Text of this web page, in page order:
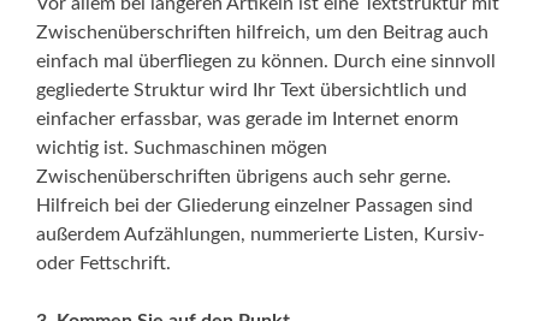
Zwischenüberschriften hilfreich, um den Beitrag auch
einfach mal überfliegen zu können. Durch eine sinnvoll
gegliederte Struktur wird Ihr Text übersichtlich und
einfacher erfassbar, was gerade im Internet enorm
wichtig ist. Suchmaschinen mögen
Zwischenüberschriften übrigens auch sehr gerne.
Hilfreich bei der Gliederung einzelner Passagen sind
außerdem Aufzählungen, nummerierte Listen, Kursiv-
oder Fettschrift.